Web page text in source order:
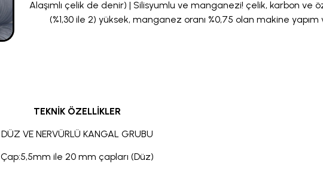
Alaşımlı çelik de denir) | Silisyumlu ve manganezi! çelik, karbon ve
(%1,30 ile 2) yüksek, manganez oranı %0,75 olan makine
TEKNİK ÖZELLİKLER
DÜZ VE NERVÜRLÜ KANGAL GRUBU
Çap:5,5mm ile 20 mm çapları (Düz)